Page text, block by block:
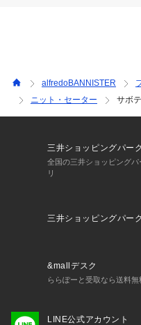
め。
アイボリー モデル：H185
ブラック モデル：H186
alfredoBANNISTER
ニット・セーター
サボ
三井ショッピングパー
全国の三井ショッピング
リ
三井ショッピングパー
&mallデスク
ららぽーと受取なら送料無
LINE公式アカウント